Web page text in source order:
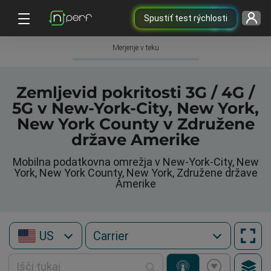
Spustiť test rýchlosti
Merjenje v teku
Zemljevid pokritosti 3G / 4G /
5G v New-York-City, New York,
New York County v Združene
države Amerike
Mobilna podatkovna omrežja v New-York-City, New
York, New York County, New York, Združene države
Amerike
US